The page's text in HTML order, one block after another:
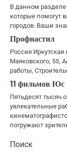
В данном разделе
которые помогут
городов. Ваши
Профнастил
Россия Иркутская
Маяковского, 55,
работы,
11 фильмов Юс
Пятьдесят тысяч
увлекательные
погружают
Поиск